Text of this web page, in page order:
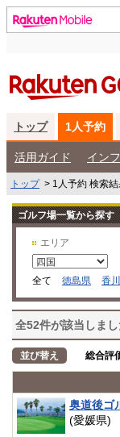
トップ 1人予約
活用ガイド イン
トップ> 1人予約 検索
ゴルフ場一覧から探す
エリア
全て 徳島県 香
全52件が該当しまし
並び替え 総合評
奥道後ゴ
(愛媛県)